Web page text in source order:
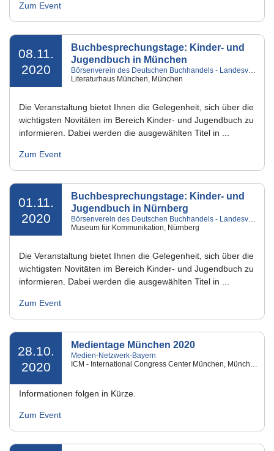
Zum Event
08.11.
2020
Buchbesprechungstage: Kinder- und
Jugendbuch in München
Börsenverein des Deutschen Buchhandels - Landesverband Bayern e.V.
Literaturhaus München, München
Die Veranstaltung bietet Ihnen die Gelegenheit, sich über die
wichtigsten Novitäten im Bereich Kinder- und Jugendbuch zu
informieren. Dabei werden die ausgewählten Titel in ...
Zum Event
01.11.
2020
Buchbesprechungstage: Kinder- und
Jugendbuch in Nürnberg
Börsenverein des Deutschen Buchhandels - Landesverband Bayern e.V.
Museum für Kommunikation, Nürnberg
Die Veranstaltung bietet Ihnen die Gelegenheit, sich über die
wichtigsten Novitäten im Bereich Kinder- und Jugendbuch zu
informieren. Dabei werden die ausgewählten Titel in ...
Zum Event
28.10.
2020
Medientage München 2020
Medien-Netzwerk-Bayern
ICM - International Congress Center München, München
Informationen folgen in Kürze.
Zum Event